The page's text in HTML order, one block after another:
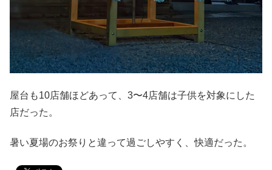
屋台も10店舗ほどあって、3〜4店舗は子供を対象にした
店だった。
暑い夏場のお祭りと違って過ごしやすく、快適だった。